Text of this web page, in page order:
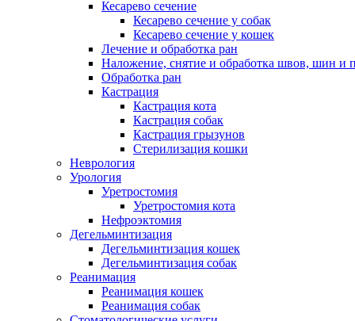
Кесарево сечение
Кесарево сечение у собак
Кесарево сечение у кошек
Лечение и обработка ран
Наложение, снятие и обработка швов, шин и
Обработка ран
Кастрация
Кастрация кота
Кастрация собак
Кастрация грызунов
Стерилизация кошки
Неврология
Урология
Уретростомия
Уретростомия кота
Нефроэктомия
Дегельминтизация
Дегельминтизация кошек
Дегельминтизация собак
Реанимация
Реанимация кошек
Реанимация собак